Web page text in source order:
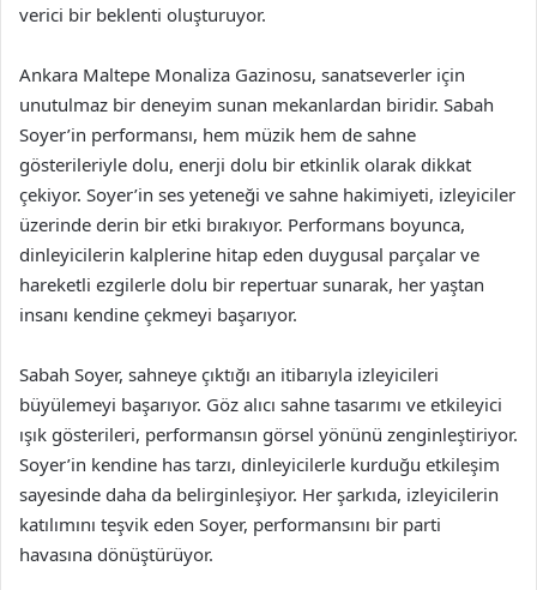
verici bir beklenti oluşturuyor.
Ankara Maltepe Monaliza Gazinosu, sanatseverler için
unutulmaz bir deneyim sunan mekanlardan biridir. Sabah
Soyer’in performansı, hem müzik hem de sahne
gösterileriyle dolu, enerji dolu bir etkinlik olarak dikkat
çekiyor. Soyer’in ses yeteneği ve sahne hakimiyeti, izleyiciler
üzerinde derin bir etki bırakıyor. Performans boyunca,
dinleyicilerin kalplerine hitap eden duygusal parçalar ve
hareketli ezgilerle dolu bir repertuar sunarak, her yaştan
insanı kendine çekmeyi başarıyor.
Sabah Soyer, sahneye çıktığı an itibarıyla izleyicileri
büyülemeyi başarıyor. Göz alıcı sahne tasarımı ve etkileyici
ışık gösterileri, performansın görsel yönünü zenginleştiriyor.
Soyer’in kendine has tarzı, dinleyicilerle kurduğu etkileşim
sayesinde daha da belirginleşiyor. Her şarkıda, izleyicilerin
katılımını teşvik eden Soyer, performansını bir parti
havasına dönüştürüyor.